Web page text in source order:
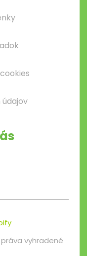
vyhradené